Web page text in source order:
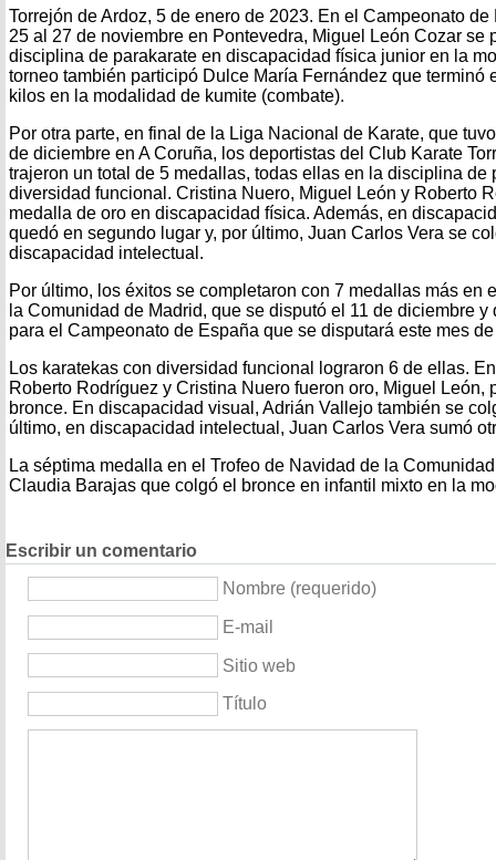
Torrejón de Ardoz, 5 de enero de 2023. En el Campeonato
25 al 27 de noviembre en Pontevedra, Miguel León Cozar se
disciplina de parakarate en discapacidad física junior en la
torneo también participó Dulce María Fernández que terminó
kilos en la modalidad de kumite (combate).
Por otra parte, en final de la Liga Nacional de Karate, que
de diciembre en A Coruña, los deportistas del Club Karate
trajeron un total de 5 medallas, todas ellas en la disciplina de
diversidad funcional. Cristina Nuero, Miguel León y Roberto
medalla de oro en discapacidad física. Además, en
quedó en segundo lugar y, por último, Juan Carlos Vera se
discapacidad intelectual.
Por último, los éxitos se completaron con 7 medallas más en
la Comunidad de Madrid, que se disputó el 11 de diciembre
para el Campeonato de España que se disputará este mes
Los karatekas con diversidad funcional lograron 6 de ellas.
Roberto Rodríguez y Cristina Nuero fueron oro, Miguel León,
bronce. En discapacidad visual, Adrián Vallejo también se
último, en discapacidad intelectual, Juan Carlos Vera sumó
La séptima medalla en el Trofeo de Navidad de la
Claudia Barajas que colgó el bronce en infantil mixto en la
Escribir un comentario
Nombre (requerido)
E-mail
Sitio web
Título